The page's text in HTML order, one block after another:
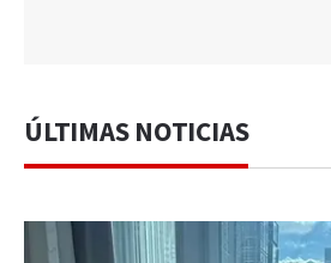
ÚLTIMAS NOTICIAS